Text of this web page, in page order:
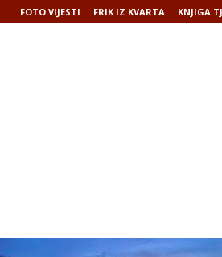
FOTO VIJESTI FRIK IZ KVARTA KNJIGA